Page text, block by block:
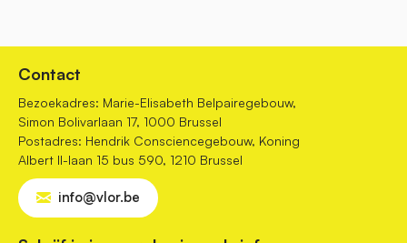
Contact
Bezoekadres: Marie-Elisabeth Belpairegebouw,
Simon Bolivarlaan 17, 1000 Brussel
Postadres: Hendrik Consciencegebouw, Koning
Albert II-laan 15 bus 590, 1210 Brussel
info@vlor.be